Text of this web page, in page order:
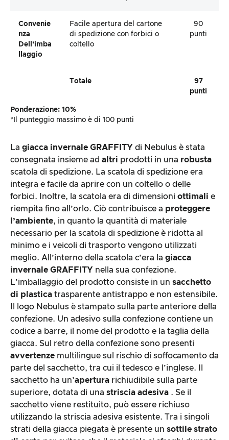
Convenie
Nza
Dell’imba
Llaggio
Facile apertura del cartone
di spedizione con forbici o
coltello
90
punti
Totale
97
punti
Ponderazione: 10%
*Il punteggio massimo è di 100 punti
La giacca invernale GRAFFITY di Nebulus è stata
consegnata insieme ad altri prodotti in una robusta
scatola di spedizione. La scatola di spedizione era
integra e facile da aprire con un coltello o delle
forbici. Inoltre, la scatola era di dimensioni ottimali e
riempita fino all’orlo. Ciò contribuisce a proteggere
l’ambiente, in quanto la quantità di materiale
necessario per la scatola di spedizione è ridotta al
minimo e i veicoli di trasporto vengono utilizzati
meglio. All’interno della scatola c’era la giacca
invernale GRAFFITY nella sua confezione.
L’imballaggio del prodotto consiste in un sacchetto
di plastica trasparente antistrappo e non estensibile.
Il logo Nebulus è stampato sulla parte anteriore della
confezione. Un adesivo sulla confezione contiene un
codice a barre, il nome del prodotto e la taglia della
giacca. Sul retro della confezione sono presenti
avvertenze multilingue sul rischio di soffocamento da
parte del sacchetto, tra cui il tedesco e l’inglese. Il
sacchetto ha un’apertura richiudibile sulla parte
superiore, dotata di una striscia adesiva . Se il
sacchetto viene restituito, può essere richiuso
utilizzando la striscia adesiva esistente. Tra i singoli
strati della giacca piegata è presente un sottile strato